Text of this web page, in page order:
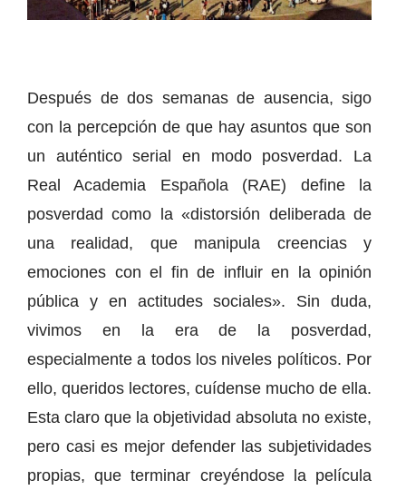
Después de dos semanas de ausencia, sigo
con la percepción de que hay asuntos que son
un auténtico serial en modo posverdad. La
Real Academia Española (RAE) define la
posverdad como la «distorsión deliberada de
una realidad, que manipula creencias y
emociones con el fin de influir en la opinión
pública y en actitudes sociales». Sin duda,
vivimos en la era de la posverdad,
especialmente a todos los niveles políticos. Por
ello, queridos lectores, cuídense mucho de ella.
Esta claro que la objetividad absoluta no existe,
pero casi es mejor defender las subjetividades
propias, que terminar creyéndose la película